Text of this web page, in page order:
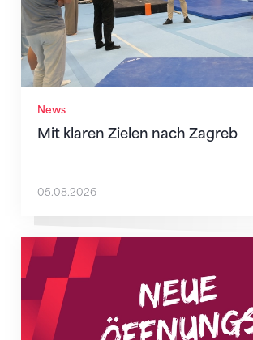
News
Mit klaren Zielen nach Zagreb
05.08.2026
Neue Empfangszeiten ab 1. August